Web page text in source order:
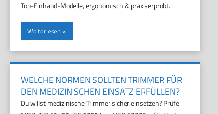
Top-Einhand-Modelle, ergonomisch & praxiserprobt.
Weiterlesen
WELCHE NORMEN SOLLTEN TRIMMER FÜR
DEN MEDIZINISCHEN EINSATZ ERFÜLLEN?
Du willst medizinische Trimmer sicher einsetzen? Prüfe